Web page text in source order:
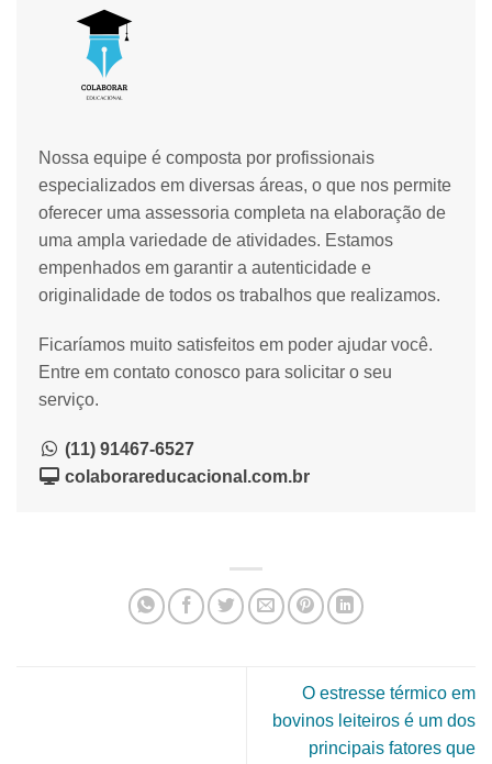
Nossa equipe é composta por profissionais
especializados em diversas áreas, o que nos permite
oferecer uma assessoria completa na elaboração de
uma ampla variedade de atividades. Estamos
empenhados em garantir a autenticidade e
originalidade de todos os trabalhos que realizamos.
Ficaríamos muito satisfeitos em poder ajudar você.
Entre em contato conosco para solicitar o seu
serviço.
(11) 91467-6527
colaborareducacional.com.br
O estresse térmico em
bovinos leiteiros é um dos
principais fatores que